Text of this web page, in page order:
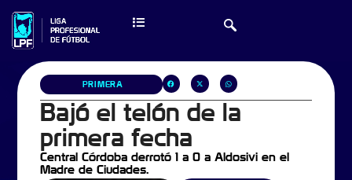
PRIMERA
Bajó el telón de la
primera fecha
Central Córdoba derrotó 1 a 0 a Aldosivi en el
Madre de Ciudades.